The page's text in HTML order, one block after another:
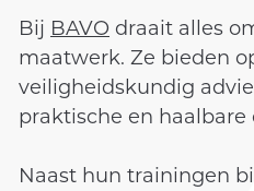
Bij BAVO draait alles
maatwerk. Ze bieden
veiligheidskundig
praktische en
Naast hun trainingen
PARTNERS
KLANTEN
ACADEMY